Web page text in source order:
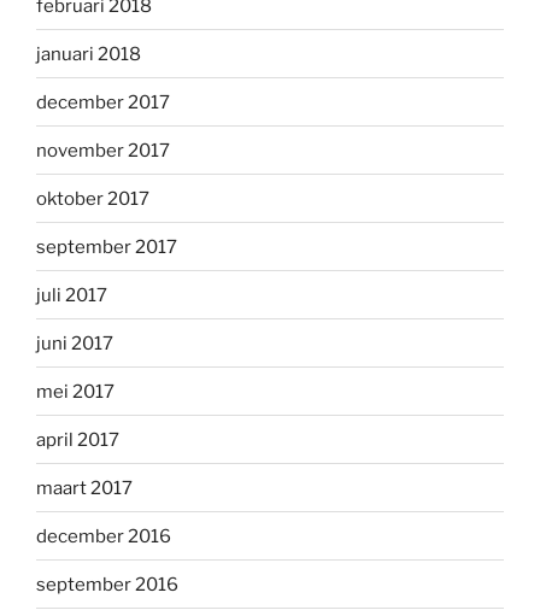
februari 2018
januari 2018
december 2017
november 2017
oktober 2017
september 2017
juli 2017
juni 2017
mei 2017
april 2017
maart 2017
december 2016
september 2016